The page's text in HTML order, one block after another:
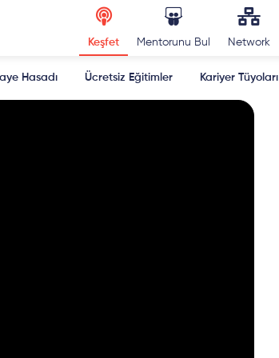
Keşfet Mentorunu Bul Network
Hasadı Ücretsiz Eğitimler Kariyer Tüyoları